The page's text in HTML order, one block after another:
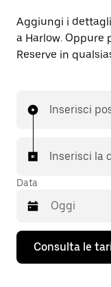
Aggiungi i
a Harlow. Oppure
Reserve in
Inserisci
Inserisci la
Data
Utilizza
tasto
Consulta le